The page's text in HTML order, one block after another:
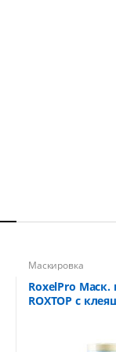
Маскировка
RoxelPro Маск.
ROXTOP с